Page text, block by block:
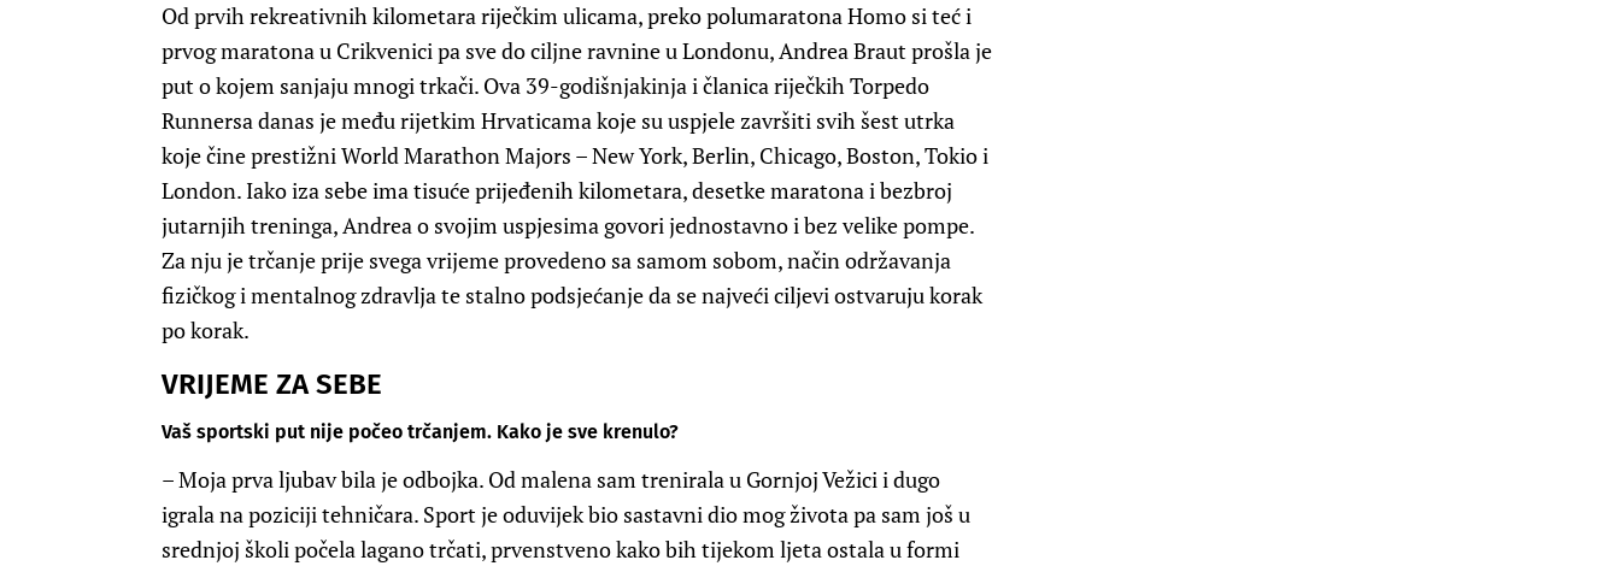
Od prvih rekreativnih kilometara riječkim ulicama, preko polumaratona Homo si teć i
prvog maratona u Crikvenici pa sve do ciljne ravnine u Londonu, Andrea Braut prošla je
put o kojem sanjaju mnogi trkači. Ova 39-godišnjakinja i članica riječkih Torpedo
Runnersa danas je među rijetkim Hrvaticama koje su uspjele završiti svih šest utrka
koje čine prestižni World Marathon Majors – New York, Berlin, Chicago, Boston, Tokio i
London. Iako iza sebe ima tisuće prijeđenih kilometara, desetke maratona i bezbroj
jutarnjih treninga, Andrea o svojim uspjesima govori jednostavno i bez velike pompe.
Za nju je trčanje prije svega vrijeme provedeno sa samom sobom, način održavanja
fizičkog i mentalnog zdravlja te stalno podsjećanje da se najveći ciljevi ostvaruju korak
po korak.
VRIJEME ZA SEBE
Vaš sportski put nije počeo trčanjem. Kako je sve krenulo?
– Moja prva ljubav bila je odbojka. Od malena sam trenirala u Gornjoj Vežici i dugo
igrala na poziciji tehničara. Sport je oduvijek bio sastavni dio mog života pa sam još u
srednjoj školi počela lagano trčati, prvenstveno kako bih tijekom ljeta ostala u formi